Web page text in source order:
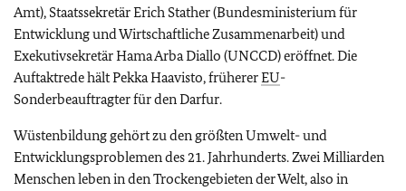
Amt), Staatssekretär Erich Stather (Bundesministerium für
Entwicklung und Wirtschaftliche Zusammenarbeit) und
Exekutivsekretär Hama Arba Diallo (UNCCD) eröffnet. Die
Auftaktrede hält Pekka Haavisto, frühererEU-
Sonderbeauftragter für den Darfur.
Wüstenbildung gehört zu den größten Umwelt- und
Entwicklungsproblemen des 21. Jahrhunderts. Zwei Milliarden
Menschen leben in den Trockengebieten der Welt, also in